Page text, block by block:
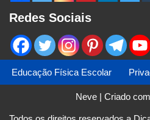
Redes Sociais
Educação Física Escolar
Neve| Criado com